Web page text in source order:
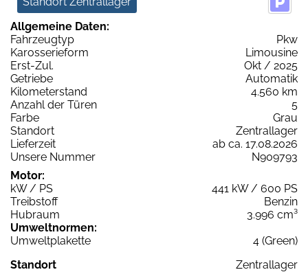
Allgemeine Daten:
Fahrzeugtyp
Pkw
Karosserieform
Limousine
Erst-Zul.
Okt / 2025
Getriebe
Automatik
Kilometerstand
4.560 km
Anzahl der Türen
5
Farbe
Grau
Standort
Zentrallager
Lieferzeit
ab ca. 17.08.2026
Unsere Nummer
N909793
Motor:
kW / PS
441 kW / 600 PS
Treibstoff
Benzin
Hubraum
3.996 cm³
Umweltnormen:
Umweltplakette
4 (Green)
Standort
Zentrallager